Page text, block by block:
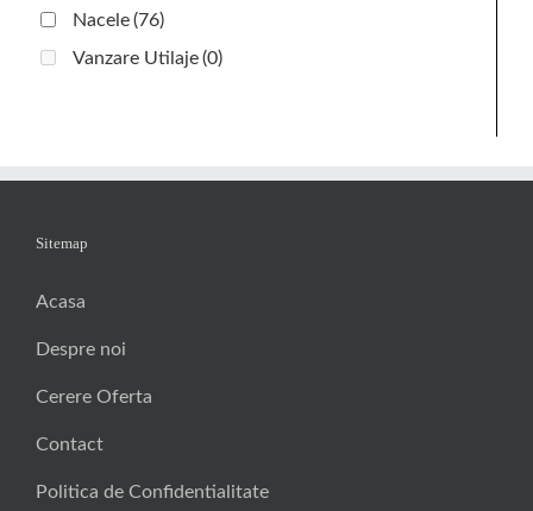
Nacele(76)
Vanzare Utilaje(0)
Sitemap
Acasa
Despre noi
Cerere Oferta
Contact
Politica de Confidentialitate